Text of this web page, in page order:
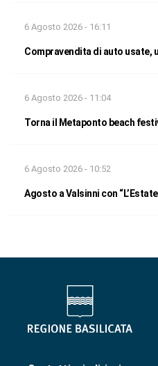
6 Agosto 2026 - 16:11
Compravendita di auto usate,
6 Agosto 2026 - 11:04
Torna il Metaponto beach
6 Agosto 2026 - 10:52
Agosto a Valsinni con